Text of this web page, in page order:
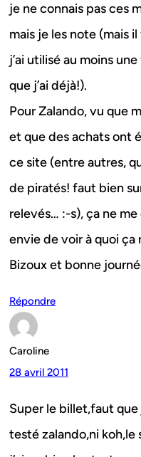
je ne connais pas ces
mais je les note (mais
j’ai utilisé au moins
que j’ai déjà!).
Pour Zalando, vu que
et que des achats ont
ce site (entre autres,
de piratés! faut bien
relevés… :-s), ça ne
envie de voir à quoi ça
Bizoux et bonne
Répondre
Caroline
28 avril 2011
Super le billet,faut que
testé zalando,ni koh,le